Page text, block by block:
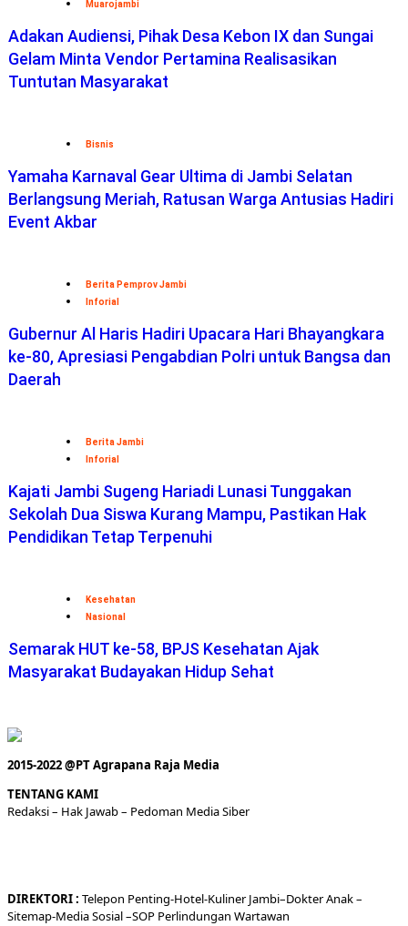
Muarojambi
Adakan Audiensi, Pihak Desa Kebon IX dan Sungai
Gelam Minta Vendor Pertamina Realisasikan
Tuntutan Masyarakat
Bisnis
Yamaha Karnaval Gear Ultima di Jambi Selatan
Berlangsung Meriah, Ratusan Warga Antusias Hadiri
Event Akbar
Berita Pemprov Jambi
Inforial
Gubernur Al Haris Hadiri Upacara Hari Bhayangkara
ke-80, Apresiasi Pengabdian Polri untuk Bangsa dan
Daerah
Berita Jambi
Inforial
Kajati Jambi Sugeng Hariadi Lunasi Tunggakan
Sekolah Dua Siswa Kurang Mampu, Pastikan Hak
Pendidikan Tetap Terpenuhi
Kesehatan
Nasional
Semarak HUT ke-58, BPJS Kesehatan Ajak
Masyarakat Budayakan Hidup Sehat
2015-2022 @PT Agrapana Raja Media
TENTANG KAMI
Redaksi– Hak Jawab – Pedoman Media Siber
DIREKTORI: Telepon Penting-Hotel-KulinerJambi–DokterAnak –
Sitemap-Media Sosial –SOP Perlindungan Wartawan